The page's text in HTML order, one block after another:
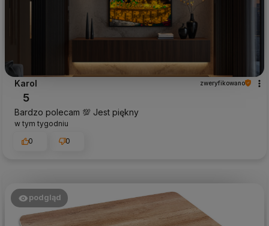
Karol zweryfikowano
5
Bardzo polecam 💯 Jest piękny
w tym tygodniu
0
0
podgląd